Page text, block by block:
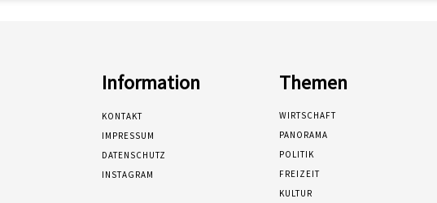
Information
KONTAKT
IMPRESSUM
DATENSCHUTZ
INSTAGRAM
Themen
WIRTSCHAFT
PANORAMA
POLITIK
FREIZEIT
KULTUR